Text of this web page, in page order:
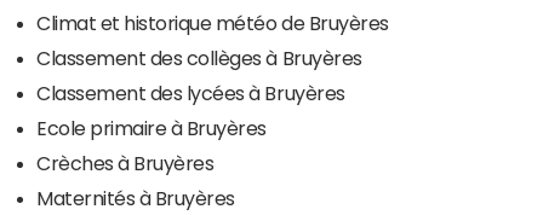
Climat et historique météo de Bruyères
Classement des collèges à Bruyères
Classement des lycées à Bruyères
Ecole primaire à Bruyères
Crèches à Bruyères
Maternités à Bruyères